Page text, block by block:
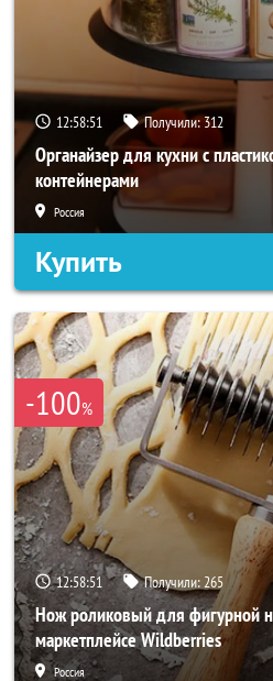
12:58:49 Получили:312
Органайзер для кухни с
контейнерами
Россия
Купить
-100%
12:58:49 Получили:265
Нож роликовый для фигурной
маркетплейсе Wildberries
Россия